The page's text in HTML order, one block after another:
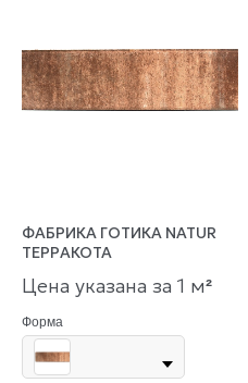
ФАБРИКА ГОТИКА NATUR
ТЕРРАКОТА
Цена указана за 1 м²
Форма